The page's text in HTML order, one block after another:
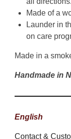
Made of a
Launder in
on care
Made in a
Handmade in
English
Contact &